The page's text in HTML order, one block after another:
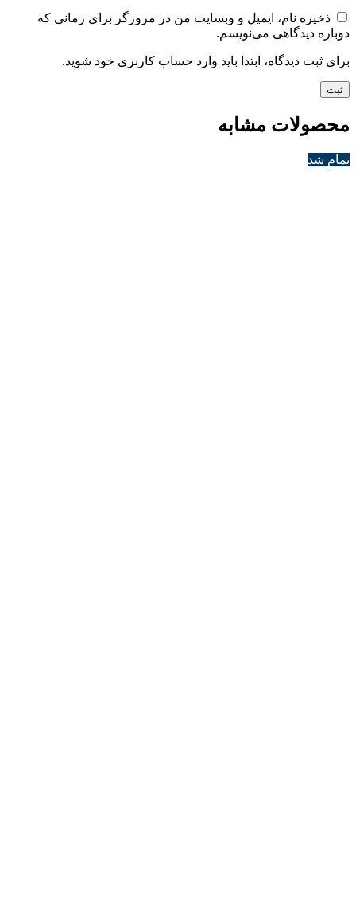
ذخیره نام، ایمیل و وبسایت من در مرورگر برای زمانی که
دوباره دیدگاهی می‌نویسم.
برای ثبت دیدگاه، ابتدا باید وارد حساب کاربری خود شوید.
محصولات مشابه
تمام شد